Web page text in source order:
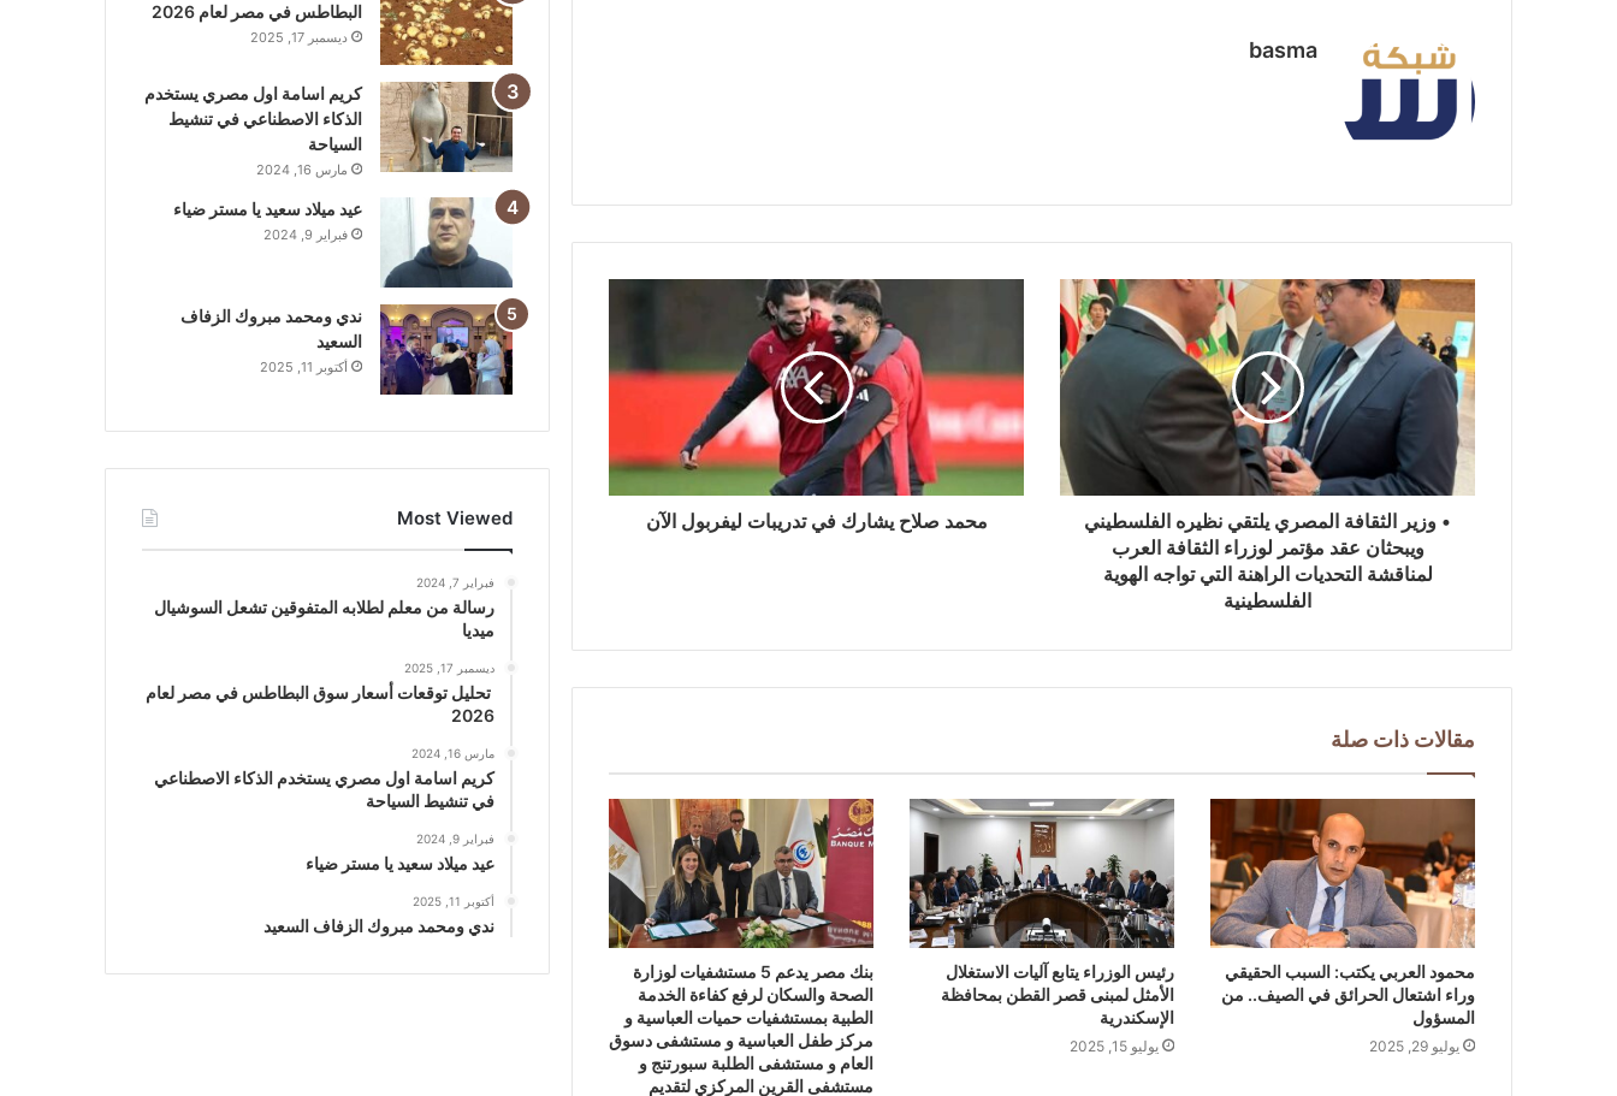
basma
• وزير الثقافة المصري يلتقي نظيره الفلسطيني
ويبحثان عقد مؤتمر لوزراء الثقافة العرب
لمناقشة التحديات الراهنة التي تواجه الهوية
الفلسطينية
‏محمد صلاح يشارك في تدريبات ليفربول الآن
مقالات ذات صلة
محمود العربي يكتب: السبب الحقيقي
وراء اشتعال الحرائق في الصيف.. من
المسؤول
يوليو 29, 2025
رئيس الوزراء يتابع آليات الاستغلال
الأمثل لمبنى قصر القطن بمحافظة
الإسكندرية
يوليو 15, 2025
بنك مصر يدعم 5 مستشفيات لوزارة
الصحة والسكان لرفع كفاءة الخدمة
الطبية بمستشفيات حميات العباسية و
مركز طفل العباسية و مستشفى دسوق
العام و مستشفى الطلبة سبورتنج و
مستشفى القرين المركزي لتقديم
البطاطس في مصر لعام 2026
ديسمبر 17, 2025
كريم اسامة اول مصري يستخدم
الذكاء الاصطناعي في تنشيط
السياحة
مارس 16, 2024
عيد ميلاد سعيد يا مستر ضياء
فبراير 9, 2024
ندي ومحمد مبروك الزفاف
السعيد
أكتوبر 11, 2025
Most Viewed
فبراير 7, 2024
رسالة من معلم لطلابه المتفوقين تشعل السوشيال
ميديا
ديسمبر 17, 2025
تحليل توقعات أسعار سوق البطاطس في مصر لعام
2026
مارس 16, 2024
كريم اسامة اول مصري يستخدم الذكاء الاصطناعي
في تنشيط السياحة
فبراير 9, 2024
عيد ميلاد سعيد يا مستر ضياء
أكتوبر 11, 2025
ندي ومحمد مبروك الزفاف السعيد